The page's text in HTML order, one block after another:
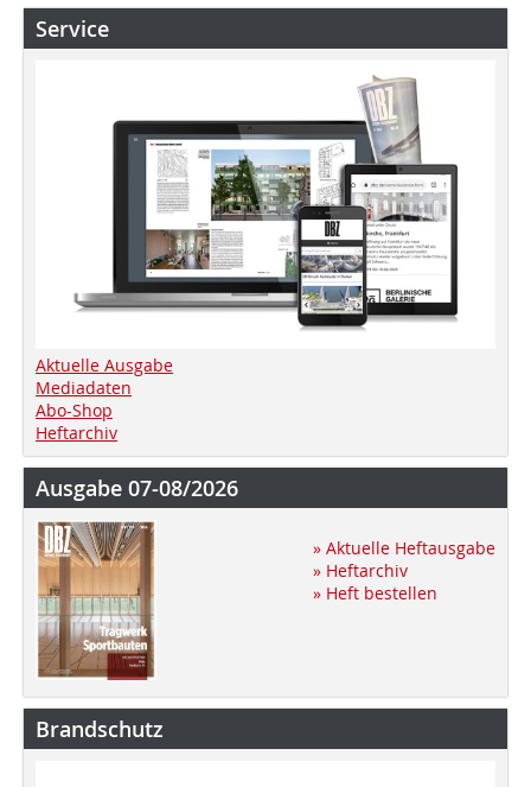
Service
Aktuelle Ausgabe
Mediadaten
Abo-Shop
Heftarchiv
Ausgabe 07-08/2026
» Aktuelle Heftausgabe
» Heftarchiv
» Heft bestellen
Brandschutz